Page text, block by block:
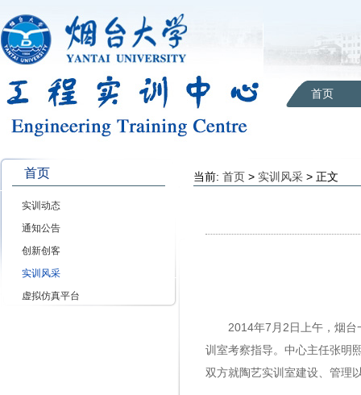
首页
首页
实训动态
通知公告
创新创客
实训风采
虚拟仿真平台
当前: 首页 > 实训风采 > 正文
2014年7 月 2 日 上午，烟台
训室考察指导。中心主任张明
双方就陶艺实训室建设、管理